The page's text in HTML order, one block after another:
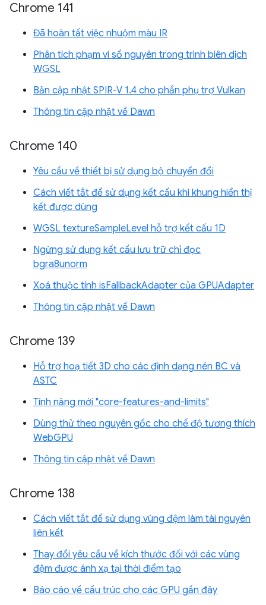
Chrome 141
Đã hoàn tất việc nhuộm màu IR
Phân tích phạm vi số nguyên trong trình biên dịch
WGSL
Bản cập nhật SPIR-V 1.4 cho phần phụ trợ Vulkan
Thông tin cập nhật về Dawn
Chrome 140
Yêu cầu về thiết bị sử dụng bộ chuyển đổi
Cách viết tắt để sử dụng kết cấu khi khung hiển thị
kết được dùng
WGSL textureSampleLevel hỗ trợ kết cấu 1D
Ngừng sử dụng kết cấu lưu trữ chỉ đọc
bgra8unorm
Xoá thuộc tính isFallbackAdapter của GPUAdapter
Thông tin cập nhật về Dawn
Chrome 139
Hỗ trợ hoạ tiết 3D cho các định dạng nén BC và
ASTC
Tính năng mới "core-features-and-limits"
Dùng thử theo nguyên gốc cho chế độ tương thích
WebGPU
Thông tin cập nhật về Dawn
Chrome 138
Cách viết tắt để sử dụng vùng đệm làm tài nguyên
liên kết
Thay đổi yêu cầu về kích thước đối với các vùng
đệm được ánh xạ tại thời điểm tạo
Báo cáo về cấu trúc cho các GPU gần đây